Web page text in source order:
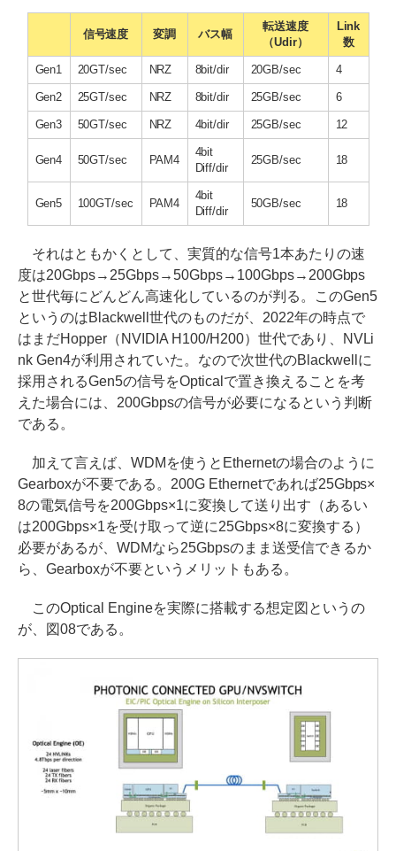
信号速度 変調 バス幅
転送速度
（Udir）
Link
数
Gen1 20GT/sec NRZ 8bit/dir 20GB/sec 4
Gen2 25GT/sec NRZ 8bit/dir 25GB/sec 6
Gen3 50GT/sec NRZ 4bit/dir 25GB/sec 12
Gen4 50GT/sec PAM4
4bit
Diff/dir
25GB/sec 18
Gen5 100GT/sec PAM4
4bit
Diff/dir
50GB/sec 18
それはともかくとして、実質的な信号1本あたりの速
度は20Gbps→25Gbps→50Gbps→100Gbps→200Gbps
と世代毎にどんどん高速化しているのが判る。このGen5
というのはBlackwell世代のものだが、2022年の時点で
はまだHopper（NVIDIA H100/H200）世代であり、NVLi
nk Gen4が利用されていた。なので次世代のBlackwellに
採用されるGen5の信号をOpticalで置き換えることを考
えた場合には、200Gbpsの信号が必要になるという判断
である。
加えて言えば、WDMを使うとEthernetの場合のように
Gearboxが不要である。200G Ethernetであれば25Gbps×
8の電気信号を200Gbps×1に変換して送り出す（あるい
は200Gbps×1を受け取って逆に25Gbps×8に変換する）
必要があるが、WDMなら25Gbpsのまま送受信できるか
ら、Gearboxが不要というメリットもある。
このOptical Engineを実際に搭載する想定図というの
が、図08である。